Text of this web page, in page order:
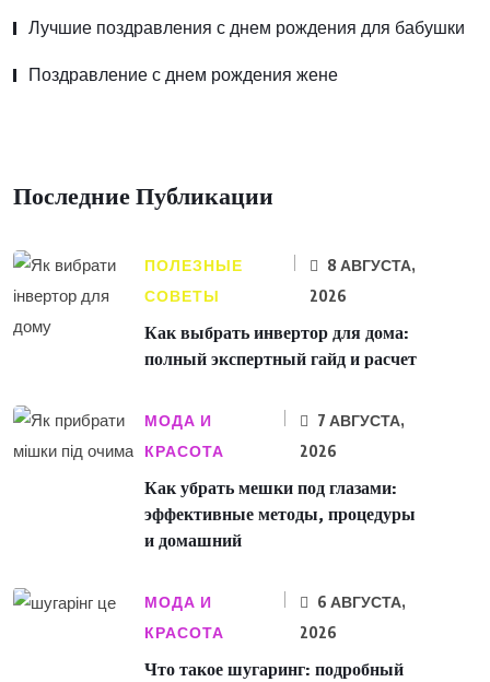
Лучшие поздравления с днем рождения для бабушки
Поздравление с днем рождения жене
Последние Публикации
ПОЛЕЗНЫЕ
СОВЕТЫ
8 АВГУСТА,
2026
Как выбрать инвертор для дома:
полный экспертный гайд и расчет
МОДА И
КРАСОТА
7 АВГУСТА,
2026
Как убрать мешки под глазами:
эффективные методы, процедуры
и домашний
МОДА И
КРАСОТА
6 АВГУСТА,
2026
Что такое шугаринг: подробный